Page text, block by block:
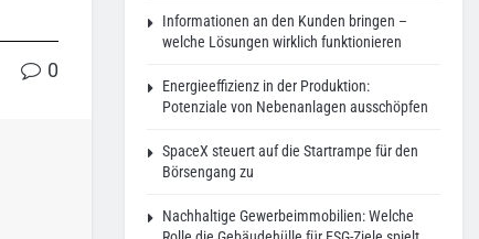
0
Informationen an den Kunden bringen –
welche Lösungen wirklich funktionieren
Energieeffizienz in der Produktion:
Potenziale von Nebenanlagen ausschöpfen
SpaceX steuert auf die Startrampe für den
Börsengang zu
Nachhaltige Gewerbeimmobilien: Welche